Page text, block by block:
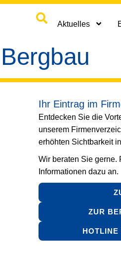
Aktuelles
Bergbau
Ihr Eintrag im
Entdecken Sie die
unserem
erhöhten Sichtbarkeit
Wir beraten Sie gerne.
Informationen dazu an.
ZUR
HOTLINE